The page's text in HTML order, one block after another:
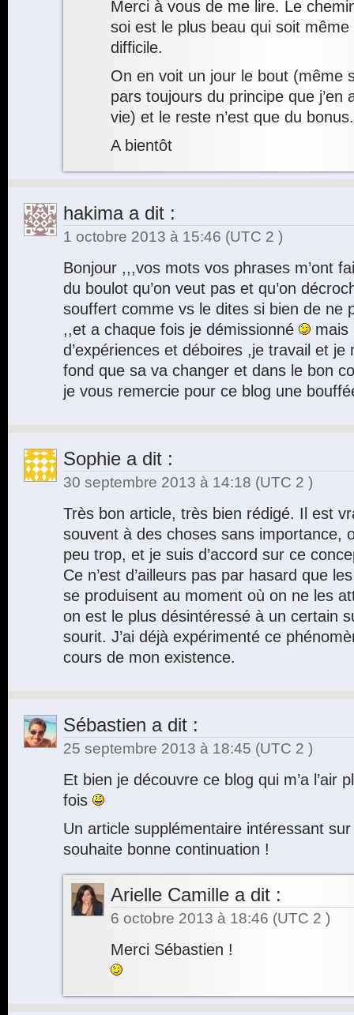
Merci à vous de me lire. Le
soi est le plus beau qui soit
difficile.
On en voit un jour le bout (même
pars toujours du principe que j’en
vie) et le reste n’est que du bonus.
A bientôt
hakimaa dit :
1 octobre 2013 à 15:46 (UTC 2 )
Bonjour ,,,vos mots vos phrases m’ont
du boulot qu’on veut pas et qu’on
souffert comme vs le dites si bien de ne
,,et a chaque fois je démissionné
mais
d’expériences et déboires ,je travail et je
fond que sa va changer et dans le bon
je vous remercie pour ce blog une
Sophie a dit :
30 septembre 2013 à 14:18 (UTC 2 )
Très bon article, très bien rédigé. Il est
souvent à des choses sans importance,
peu trop, et je suis d’accord sur ce
Ce n’est d’ailleurs pas par hasard que
se produisent au moment où on ne les
on est le plus désintéressé à un certain
sourit. J’ai déjà expérimenté ce
cours de mon existence.
Sébastien a dit :
25 septembre 2013 à 18:45 (UTC 2 )
Et bien je découvre ce blog qui m’a l’air
fois
Un article supplémentaire intéressant
souhaite bonne continuation !
Arielle Camille a dit :
6 octobre 2013 à 18:46 (UTC 2 )
Merci Sébastien !